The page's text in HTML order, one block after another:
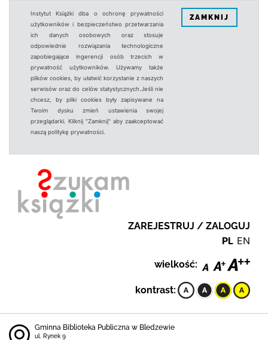
Instytut Książki dba o ochronę prywatności
użytkowników i bezpieczeństwo przetwarzania
ich danych osobowych oraz stosuje
odpowiednie rozwiązania technologiczne
zapobiegające ingerencji osób trzecich w
prywatność użytkowników. Używamy także
plików cookies, by ułatwić korzystanie z naszych
serwisów oraz do celów statystycznych.Jeśli nie
chcesz, by pliki cookies były zapisywane na
Twoim dysku zmień ustawienia swojej
przeglądarki. Kliknij "Zamknij" aby zaakceptować
naszą politykę prywatności.
ZAMKNIJ
ZAREJESTRUJ / ZALOGUJ
PL EN
wielkość:
kontrast:
Gminna Biblioteka Publiczna w Bledzewie
ul. Rynek 9